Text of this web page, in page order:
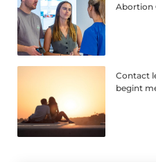
Abortion
Contact
begint